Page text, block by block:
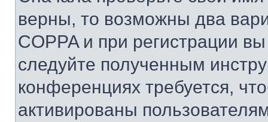
верны, то возможны два
COPPA и при регистрации
следуйте полученным
конференциях требуется,
активированы